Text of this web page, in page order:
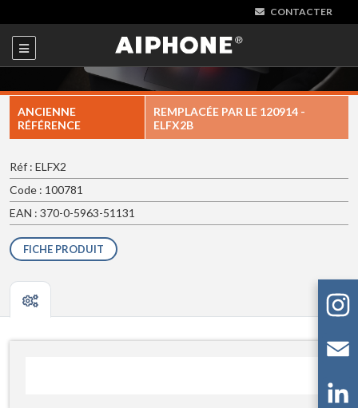
CONTACTER
ANCIENNE
RÉFÉRENCE
REMPLACÉE PAR LE 120914 -
ELFX2B
Réf : ELFX2
Code : 100781
EAN : 370-0-5963-51131
FICHE PRODUIT